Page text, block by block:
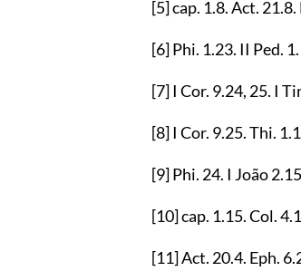
[5]cap. 1.8. Act. 21.8.
[6]Phi. 1.23. II Ped.
[7]I Cor. 9.24, 25. I
[8]I Cor. 9.25. Thi.
[9]Phi. 24. I João2.15
[10]cap. 1.15. Col.
[11]Act. 20.4. Eph.